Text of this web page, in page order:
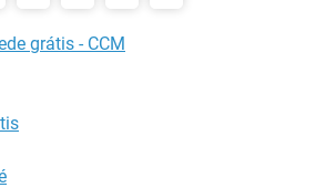
grátis - CCM